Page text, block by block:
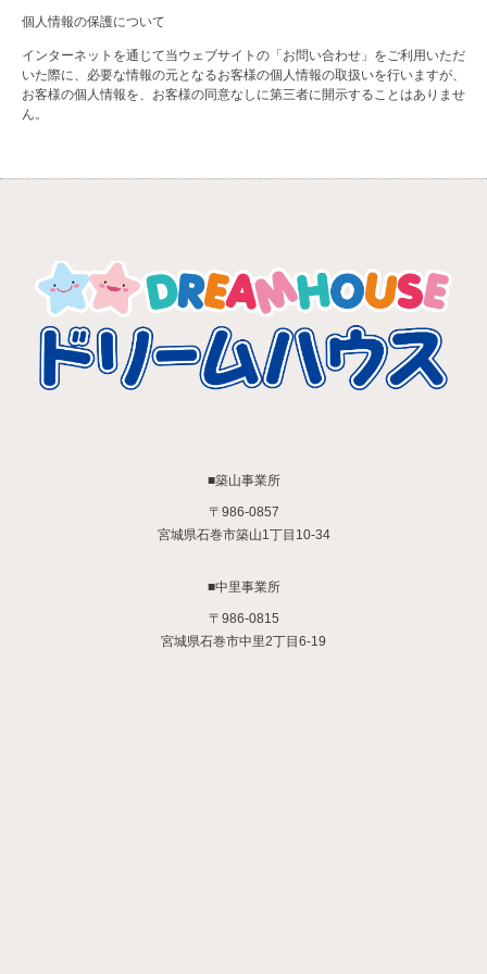
個人情報の保護について
インターネットを通じて当ウェブサイトの「お問い合わせ」をご利用いただ
いた際に、必要な情報の元となるお客様の個人情報の取扱いを行いますが、
お客様の個人情報を、お客様の同意なしに第三者に開示することはありませ
ん。
■築山事業所
〒986-0857
宮城県石巻市築山1丁目10-34
■中里事業所
〒986-0815
宮城県石巻市中里2丁目6-19